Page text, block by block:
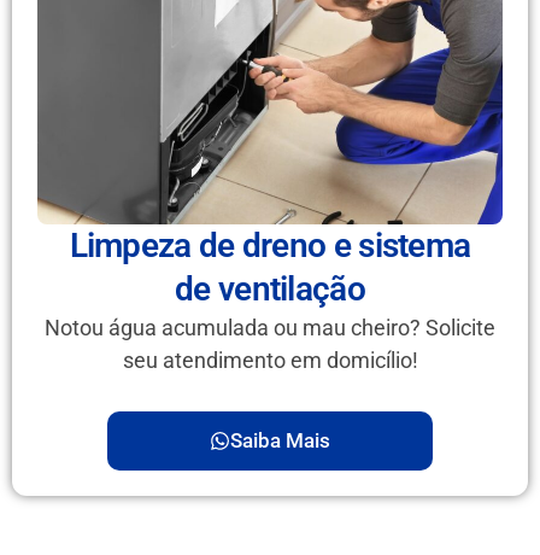
Limpeza de dreno e sistema
de ventilação
Notou água acumulada ou mau cheiro? Solicite
seu atendimento em domicílio!
Saiba Mais